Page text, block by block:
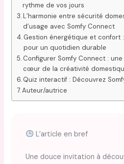
rythme de vos jours
L’harmonie entre sécurité
d’usage avec Somfy Connect
Gestion énergétique et confort
pour un quotidien durable
Configurer Somfy Connect :
cœur de la créativité
Quiz interactif : Découvrez
Auteur/autrice
L’article en bref
Une douce invitation à